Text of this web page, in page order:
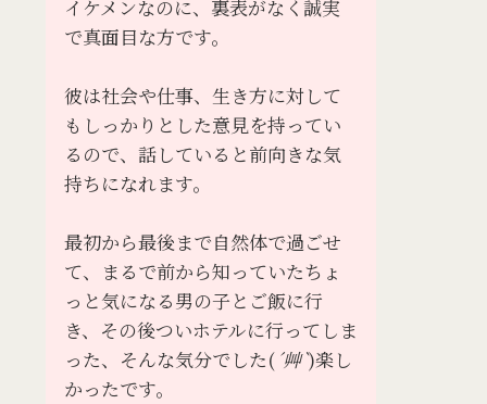
イケメンなのに、裏表がなく誠実
で真面目な方です。
彼は社会や仕事、生き方に対して
もしっかりとした意見を持ってい
るので、話していると前向きな気
持ちになれます。
最初から最後まで自然体で過ごせ
て、まるで前から知っていたちょ
っと気になる男の子とご飯に行
き、その後ついホテルに行ってしま
った、そんな気分でした(´艸`)楽し
かったです。